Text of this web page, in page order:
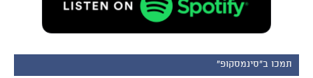
תמכו ב"סינמסקופ"